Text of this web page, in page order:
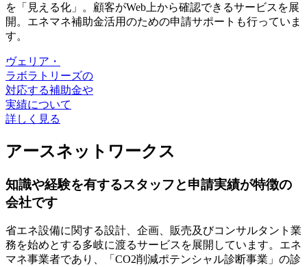
を「見える化」。顧客がWeb上から確認できるサービスを展
開。エネマネ補助金活用のための申請サポートも行っていま
す。
ヴェリア・
ラボラトリーズの
対応する補助金や
実績について
詳しく見る
アースネットワークス
知識や経験を有するスタッフと申請実績が特徴の
会社です
省エネ設備に関する設計、企画、販売及びコンサルタント業
務を始めとする多岐に渡るサービスを展開しています。 エネ
マネ事業者であり、「CO2削減ポテンシャル診断事業」の診